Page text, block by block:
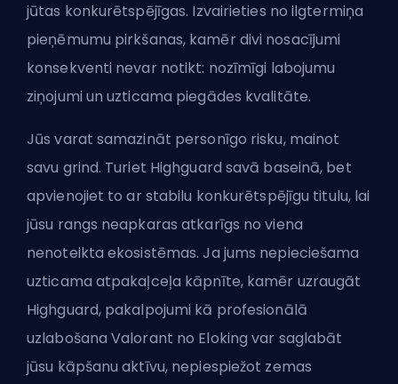
jūtas konkurētspējīgas. Izvairieties no ilgtermiņa
pieņēmumu pirkšanas, kamēr divi nosacījumi
konsekventi nevar notikt: nozīmīgi labojumu
ziņojumi un uzticama piegādes kvalitāte.
Jūs varat samazināt personīgo risku, mainot
savu grind. Turiet Highguard savā baseinā, bet
apvienojiet to ar stabilu konkurētspējīgu titulu, lai
jūsu rangs neapkaras atkarīgs no viena
nenoteikta ekosistēmas. Ja jums nepieciešama
uzticama atpakaļceļa kāpnīte, kamēr uzraugāt
Highguard, pakalpojumi kā profesionālā
uzlabošana Valorant no Eloking var saglabāt
jūsu kāpšanu aktīvu, nepiespiežot zemas